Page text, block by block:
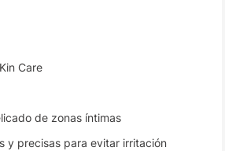
Care
de zonas íntimas
y precisas para evitar irritación